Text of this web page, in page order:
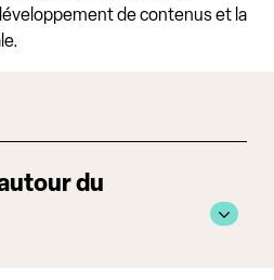
de contenus et la
du